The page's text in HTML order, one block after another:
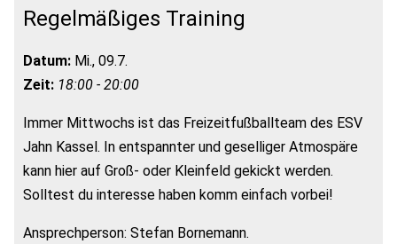
Regelmäßiges Training
Datum: Mi., 09.7.
Zeit: 18:00 - 20:00
Immer Mittwochs ist das Freizeitfußballteam des ESV
Jahn Kassel. In entspannter und geselliger Atmospäre
kann hier auf Groß- oder Kleinfeld gekickt werden.
Solltest du interesse haben komm einfach vorbei!
Ansprechperson: Stefan Bornemann.